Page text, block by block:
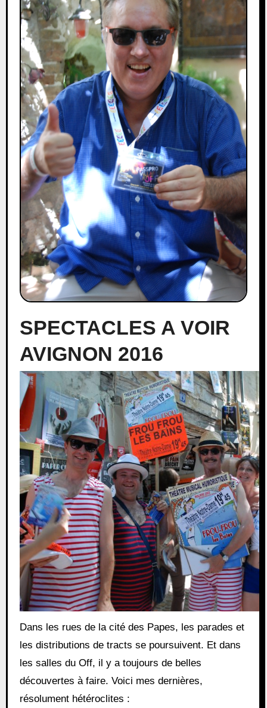
SPECTACLES A VOIR
AVIGNON 2016
Dans les rues de la cité des Papes, les parades et
les distributions de tracts se poursuivent. Et dans
les salles du Off, il y a toujours de belles
découvertes à faire. Voici mes dernières,
résolument hétéroclites :